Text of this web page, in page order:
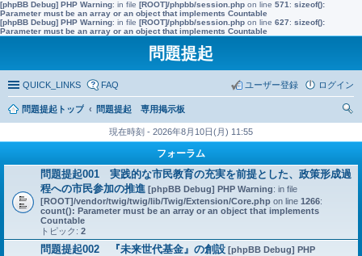
[phpBB Debug] PHP Warning: in file [ROOT]/phpbb/session.php on line 571 : sizeof():
Parameter must be an array or an object that implements Countable
[phpBB Debug] PHP Warning: in file [ROOT]/phpbb/session.php on line 627: sizeof():
Parameter must be an array or an object that implements Countable
問題提起
QUICK_LINKS FAQ ログイン
ユーザー登録
問題提起トップ
問題提起 専用掲示板
現在時刻 - 2026年8月10日(月) 11:55
フォーラム
問題提起001 実践的な市民教育の充実を前提とした、政策形成過
程への市民参加の推進 [phpBB Debug] PHP Warning: in file
[ROOT]/vendor/twig/twig/lib/Twig/Extension/Core.php on line 1266:
count(): Parameter must be an array or an object that implements
Countable
トピック: 2
問題提起002 『未来世代基金』の創設 [phpBB Debug] PHP